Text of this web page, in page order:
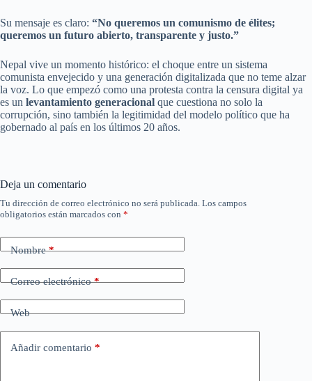
Su mensaje es claro: “No queremos un comunismo de élites;
queremos un futuro abierto, transparente y justo.”
Nepal vive un momento histórico: el choque entre un sistema
comunista envejecido y una generación digitalizada que no teme alzar
la voz. Lo que empezó como una protesta contra la censura digital ya
es un levantamiento generacional que cuestiona no solo la
corrupción, sino también la legitimidad del modelo político que ha
gobernado al país en los últimos 20 años.
Deja un comentario
Tu dirección de correo electrónico no será publicada. Los campos
obligatorios están marcados con *
Nombre*
Correo electrónico*
Web
Añadir comentario *